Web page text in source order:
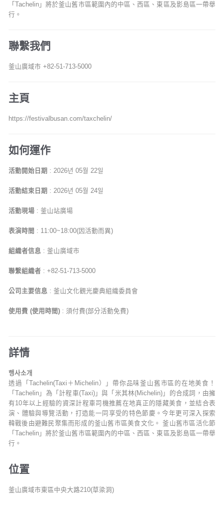
「Tachelin」將於釜山舊市區範圍內的中區、西區、東區及影島區一帶舉
行。
聯繫我們
釜山廣域市 +82-51-713-5000
主頁
https://festivalbusan.com/taxchelin/
如何運作
活動開始日期 : 2026년 05월 22일
活動結束日期 : 2026년 05월 24일
活動現場 : 釜山站廣場
表演時間 : 11:00~18:00(因活動而異)
組織者信息 : 釜山廣域市
聯繫組織者 : +82-51-713-5000
公司主要信息 : 釜山文化觀光慶典組織委員會
使用費 (使用時間) : 須付費(部分活動免費)
詳情
행사소개
透過「Tachelin(Taxi＋Michelin）」帶你品味釜山舊市區的在地美食！
「Tachelin」為「計程車(Taxi)」與「米其林(Michelin)」的合成詞，由擁
有10年以上經驗的資深計程車司機推薦在地真正的隱藏美食，並結合表
演、體驗與導覽活動，打造能一同享受的特色節慶。今年更可深入探索
韓戰後由避難民聚集而形成的釜山舊市區美食文化。 釜山舊市區活化節
「Tachelin」將於釜山舊市區範圍內的中區、西區、東區及影島區一帶舉
行。
位置
釜山廣域市東區中央大路210(草梁洞)